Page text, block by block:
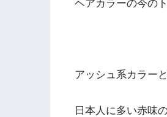
ヘアカラーの今の
アッシュ系カラー
日本人に多い赤味